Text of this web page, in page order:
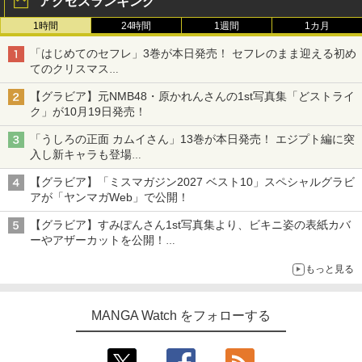
1時間 24時間 1週間 1カ月
「はじめてのセフレ」3巻が本日発売！ セフレのまま迎える初め
てのクリスマス
一生懸命デートプランを考えるも、想定外の出来事が……
【グラビア】元NMB48・原かれんさんの1st写真集「どストライ
ク」が10月19日発売！
「うしろの正面 カムイさん」13巻が本日発売！ エジプト編に突
入し新キャラも登場
TVアニメ放送中の“前代未聞”な除霊コメディ
【グラビア】「ミスマガジン2027 ベスト10」スペシャルグラビ
アが「ヤンマガWeb」で公開！
【グラビア】すみぽんさん1st写真集より、ビキニ姿の表紙カバ
ーやアザーカットを公開！
もっと見る
MANGA Watch をフォローする